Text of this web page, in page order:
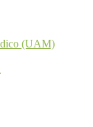
(UAM)